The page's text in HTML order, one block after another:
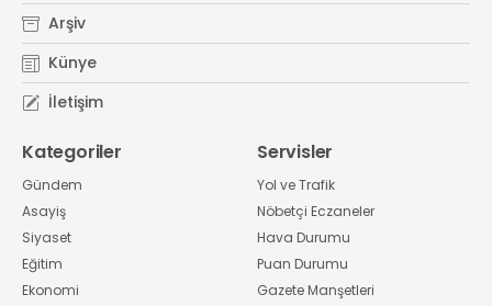
Arşiv
Künye
İletişim
Kategoriler
Gündem
Asayiş
Siyaset
Eğitim
Ekonomi
Servisler
Yol ve Trafik
Nöbetçi Eczaneler
Hava Durumu
Puan Durumu
Gazete Manşetleri